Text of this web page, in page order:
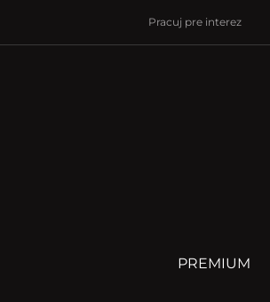
Pracuj pre interez
PREMIUM